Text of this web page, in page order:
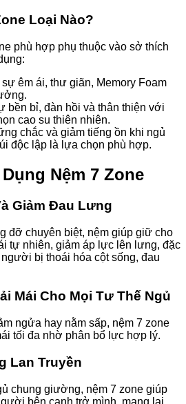
Loại Nào?
phù hợp phụ thuộc vào sở thích
êm ái, thư giãn, Memory Foam
bền bỉ, đàn hồi và thân thiện với
cao su thiên nhiên.
chắc và giảm tiếng ồn khi ngủ
độc lập là lựa chọn phù hợp.
Nệm 7 Zone
Giảm Đau Lưng
đỡ chuyên biệt, nệm giúp giữ cho
tự nhiên, giảm áp lực lên lưng, đặc
bị thoái hóa cột sống, đau
Mái Cho Mọi Tư Thế Ngủ
ngửa hay nằm sấp, nệm 7 zone
tối đa nhờ phân bổ lực hợp lý.
Lan Truyền
chung giường, nệm 7 zone giúp
bên cạnh trở mình, mang lại